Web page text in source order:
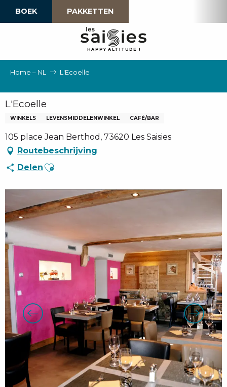
BOEK PAKKETTEN
HAPPY ALTI TU D E !
Home – NL L'Ecoelle
L'Ecoelle
WINKELS LEVENSMIDDELENWINKEL CAFÉ/BAR
105 place Jean Berthod, 73620 Les Saisies
Routebeschrijving
Delen Ajouter aux favoris